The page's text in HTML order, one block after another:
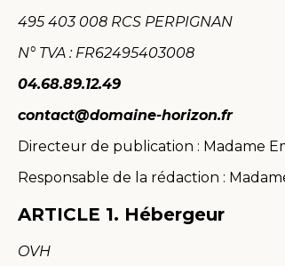
495 403 008 RCS PERPIGNAN
N° TVA : FR62495403008
04.68.89.12.49
contact@domaine-horizon.fr
Directeur de publication : Madame
Responsable de la rédaction :
ARTICLE 1. Hébergeur
OVH